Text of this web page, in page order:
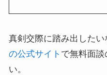
真剣交際に踏み出したい
の公式サイト で無料面談
い。